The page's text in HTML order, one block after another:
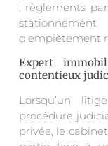
: règlements
d’empiètement
Expert
contentieux
Lorsqu’un
procédure
privée, le